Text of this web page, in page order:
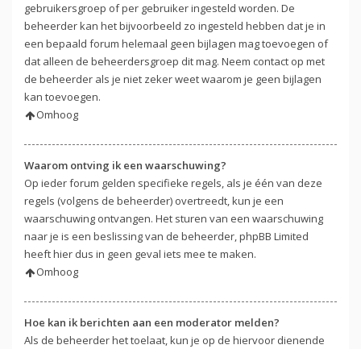
gebruikersgroep of per gebruiker ingesteld worden. De
beheerder kan het bijvoorbeeld zo ingesteld hebben dat je in
een bepaald forum helemaal geen bijlagen mag toevoegen of
dat alleen de beheerdersgroep dit mag. Neem contact op met
de beheerder als je niet zeker weet waarom je geen bijlagen
kan toevoegen.
Omhoog
Waarom ontving ik een waarschuwing?
Op ieder forum gelden specifieke regels, als je één van deze
regels (volgens de beheerder) overtreedt, kun je een
waarschuwing ontvangen. Het sturen van een waarschuwing
naar je is een beslissing van de beheerder, phpBB Limited
heeft hier dus in geen geval iets mee te maken.
Omhoog
Hoe kan ik berichten aan een moderator melden?
Als de beheerder het toelaat, kun je op de hiervoor dienende